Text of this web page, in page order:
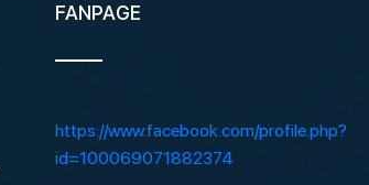
FANPAGE
https://www.facebook.com/profile.php?
id=100069071882374